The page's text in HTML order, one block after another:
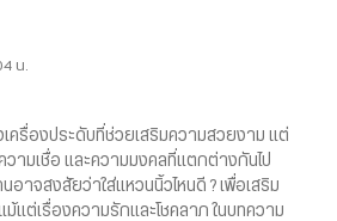
น.
เครื่องประดับที่ช่วยเสริมความสวยงาม แต่
ามเชื่อ และความมงคลที่แตกต่างกันไป
อาจสงสัยว่าใส่แหวนนิ้วไหนดี ? เพื่อเสริม
แต่เรื่องความรักและโชคลาภ ในบทความ